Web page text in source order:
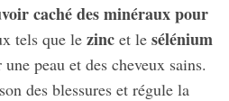
caché des minéraux pour
tels que le zincet le sélénium
peau et des cheveux sains.
des blessures et régule la